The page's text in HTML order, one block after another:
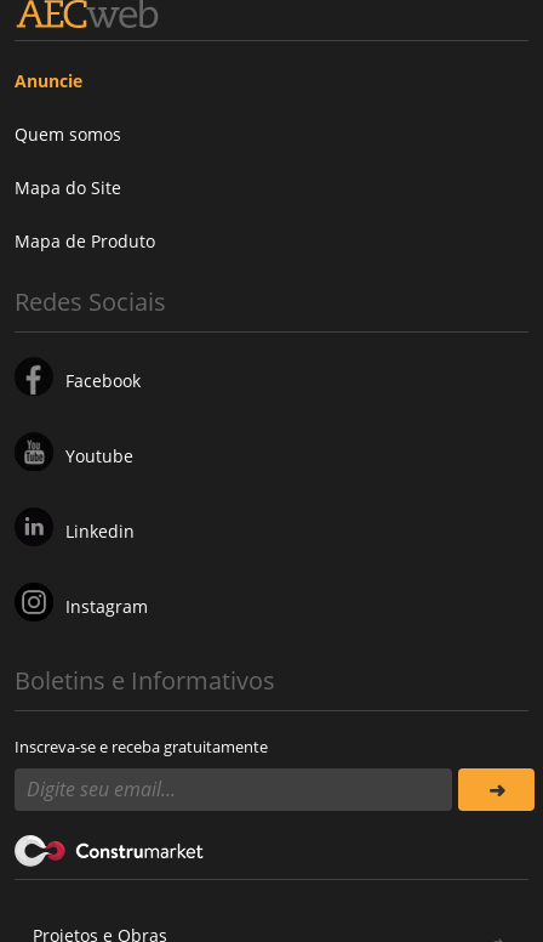
Anuncie
Quem somos
Mapa do Site
Mapa de Produto
Redes Sociais
Facebook
Youtube
Linkedin
Instagram
Boletins e Informativos
Inscreva-se e receba gratuitamente
Projetos e Obras